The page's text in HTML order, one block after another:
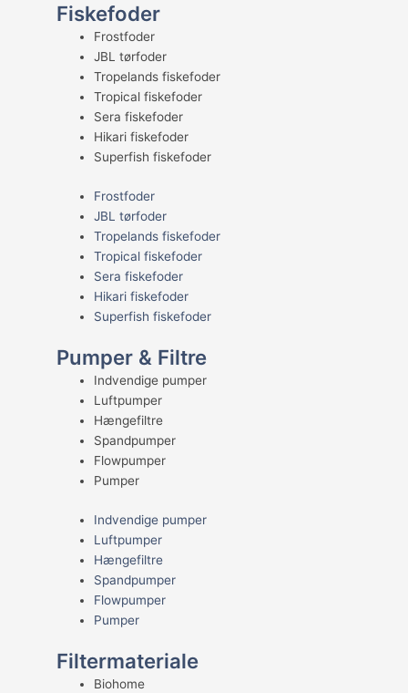
Fiskefoder
Frostfoder
JBL tørfoder
Tropelands fiskefoder
Tropical fiskefoder
Sera fiskefoder
Hikari fiskefoder
Superfish fiskefoder
Frostfoder
JBL tørfoder
Tropelands fiskefoder
Tropical fiskefoder
Sera fiskefoder
Hikari fiskefoder
Superfish fiskefoder
Pumper & Filtre
Indvendige pumper
Luftpumper
Hængefiltre
Spandpumper
Flowpumper
Pumper
Indvendige pumper
Luftpumper
Hængefiltre
Spandpumper
Flowpumper
Pumper
Filtermateriale
Biohome